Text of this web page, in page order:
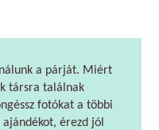
nálunk a párját. Miért
társra találnak
fotókat a többi
érezd jól